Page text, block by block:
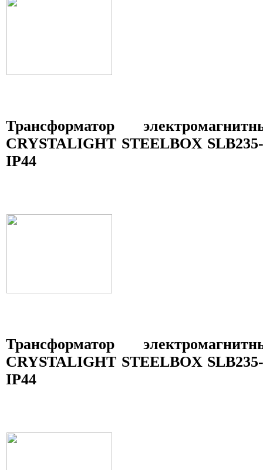
Трансформатор
CRYSTALIGHT STEELBOX
IP44
Трансформатор
CRYSTALIGHT STEELBOX
IP44